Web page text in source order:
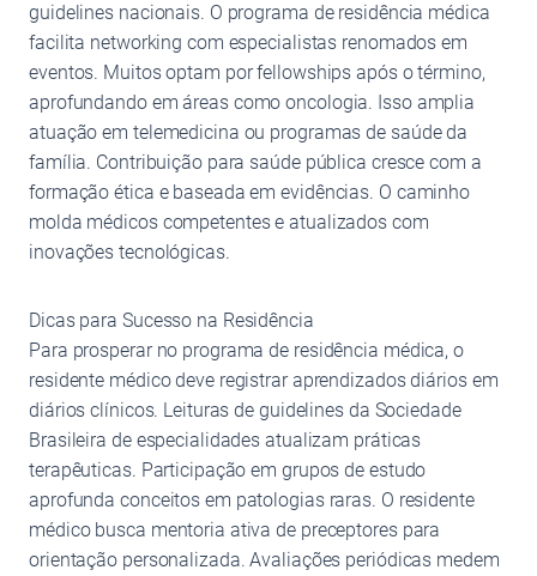
guidelines nacionais. O programa de residência médica
facilita networking com especialistas renomados em
eventos. Muitos optam por fellowships após o término,
aprofundando em áreas como oncologia. Isso amplia
atuação em telemedicina ou programas de saúde da
família. Contribuição para saúde pública cresce com a
formação ética e baseada em evidências. O caminho
molda médicos competentes e atualizados com
inovações tecnológicas.
Dicas para Sucesso na Residência
Para prosperar no programa de residência médica, o
residente médico deve registrar aprendizados diários em
diários clínicos. Leituras de guidelines da Sociedade
Brasileira de especialidades atualizam práticas
terapêuticas. Participação em grupos de estudo
aprofunda conceitos em patologias raras. O residente
médico busca mentoria ativa de preceptores para
orientação personalizada. Avaliações periódicas medem